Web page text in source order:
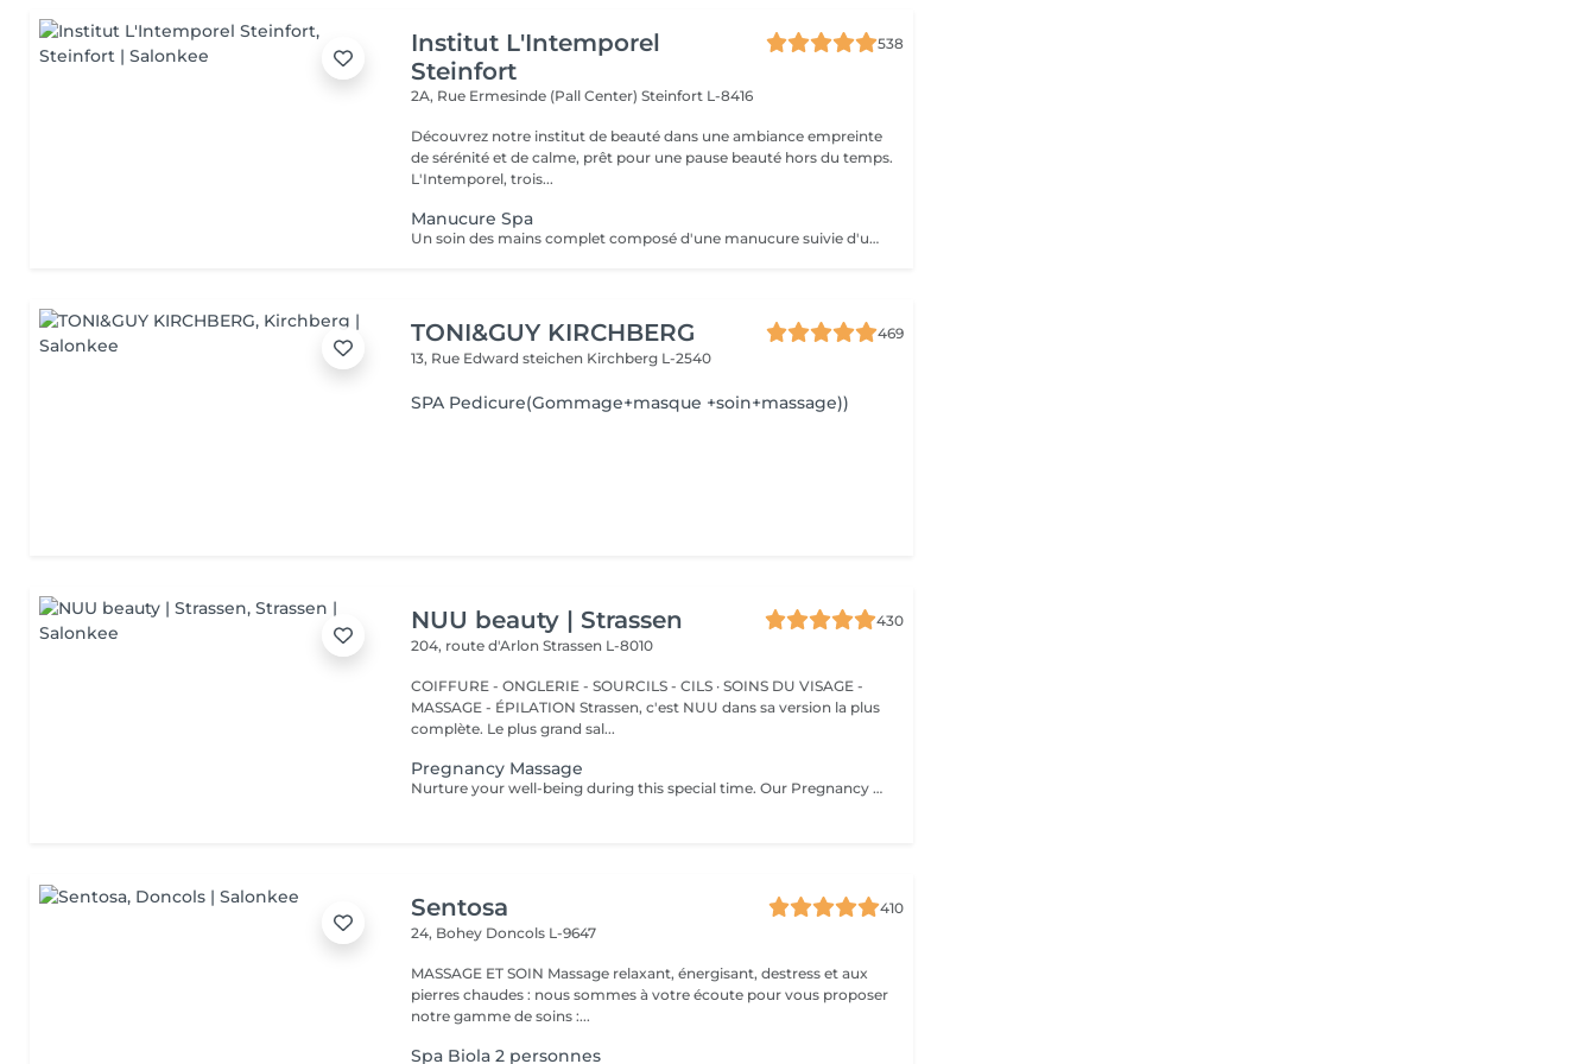
Institut L'Intemporel
Steinfort
538
2A, Rue Ermesinde (Pall Center)Steinfort L-8416
Découvrez notre institut de beauté dans une ambiance empreinte
de sérénité et de calme, prêt pour une pause beauté hors du temps.
L'Intemporel, trois...
Manucure Spa
Un soin des mains complet composé d'une manucure suivie d'un gommage et pour terminer un bain de paraffine pour des mains douces et lisses.
TONI&GUY KIRCHBERG
469
13, Rue Edward steichen Kirchberg L-2540
SPA Pedicure(Gommage+masque +soin+massage))
NUU beauty | Strassen
430
204, route d'ArlonStrassen L-8010
COIFFURE - ONGLERIE - SOURCILS - CILS · SOINS DU VISAGE -
MASSAGE - ÉPILATION Strassen, c'est NUU dans sa version la plus
complète. Le plus grand sal...
Pregnancy Massage
Nurture your well-being during this special time. Our Pregnancy Massage is a gentle, relaxing treatment designed to reduce muscle tension, improve circulation, and ease discomfort commonly experienced during pregnancy. Soft, flowing techniques and comfortable side-lying positioning provide deep relaxation without placing pressure on the abdomen. Hypoallergenic, unscented oils are used to care for sensitive skin and maintain comfort throughout the session. This massage helps relieve tension in the lower back and shoulders, reduces swelling and heaviness in the legs, improves overall circulation, and promotes a sense of ease and balance in the body. This treatment is performed only with the approval of your doctor.
Sentosa
410
24, Bohey Doncols L-9647
MASSAGE ET SOIN Massage relaxant, énergisant, destress et aux
pierres chaudes : nous sommes à votre écoute pour vous proposer
notre gamme de soins :...
Spa Biola 2 personnes